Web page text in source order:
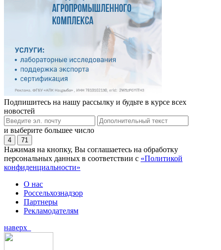
Подпишитесь на нашу рассылку и будьте в курсе всех
новостей
и выберите большее число
4 71
Нажимая на кнопку, Вы соглашаетесь на обработку
персональных данных в соответствии с «Политикой
конфиденциальности»
О нас
Россельхознадзор
Партнеры
Рекламодателям
наверх